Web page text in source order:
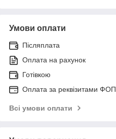
Умови оплати
Післяплата
Оплата на рахунок
Готівкою
Оплата за реквізитами ФОП
Всі умови оплати